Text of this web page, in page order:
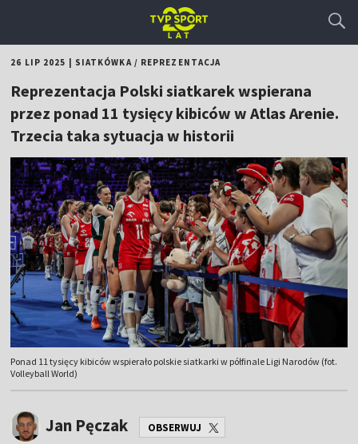
26 LIP 2025 SIATKÓWKA/ REPREZENTACJA
Reprezentacja Polski siatkarek wspierana
przez ponad 11 tysięcy kibiców w Atlas Arenie.
Trzecia taka sytuacja w historii
Ponad 11 tysięcy kibiców wspierało polskie siatkarki w półfinale Ligi Narodów (fot.
Volleyball World)
Jan Pęczak OBSERWUJ